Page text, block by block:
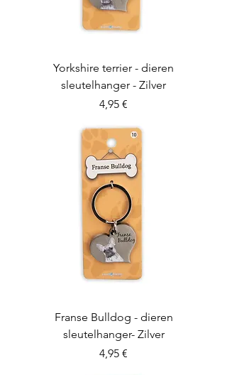
Yorkshire terrier - dieren
sleutelhanger - Zilver
Preis
4,95 €
Franse Bulldog - dieren
sleutelhanger- Zilver
Preis
4,95 €